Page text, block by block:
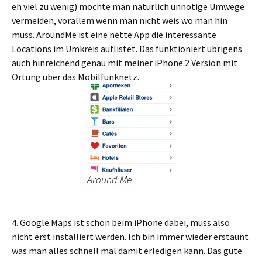
eh viel zu wenig) möchte man natürlich unnötige Umwege
vermeiden, vorallem wenn man nicht weis wo man hin
muss. AroundMe ist eine nette App die interessante
Locations im Umkreis auflistet. Das funktioniert übrigens
auch hinreichend genau mit meiner iPhone 2 Version mit
Ortung über das Mobilfunknetz.
Around Me
4. Google Maps ist schon beim iPhone dabei, muss also
nicht erst installiert werden. Ich bin immer wieder erstaunt
was man alles schnell mal damit erledigen kann. Das gute